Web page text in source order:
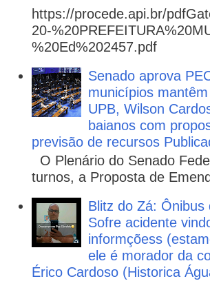
https://procede.api.br/
20-
%20Ed%202457.pdf
Senado aprova
municípios
UPB, Wilson
baianos com
previsão de recursos
O Plenário do Senado
turnos, a Proposta de
Blitz do Zá: Ônibus
Sofre acidente
informçõess
ele é morador da
Érico Cardoso (Historica